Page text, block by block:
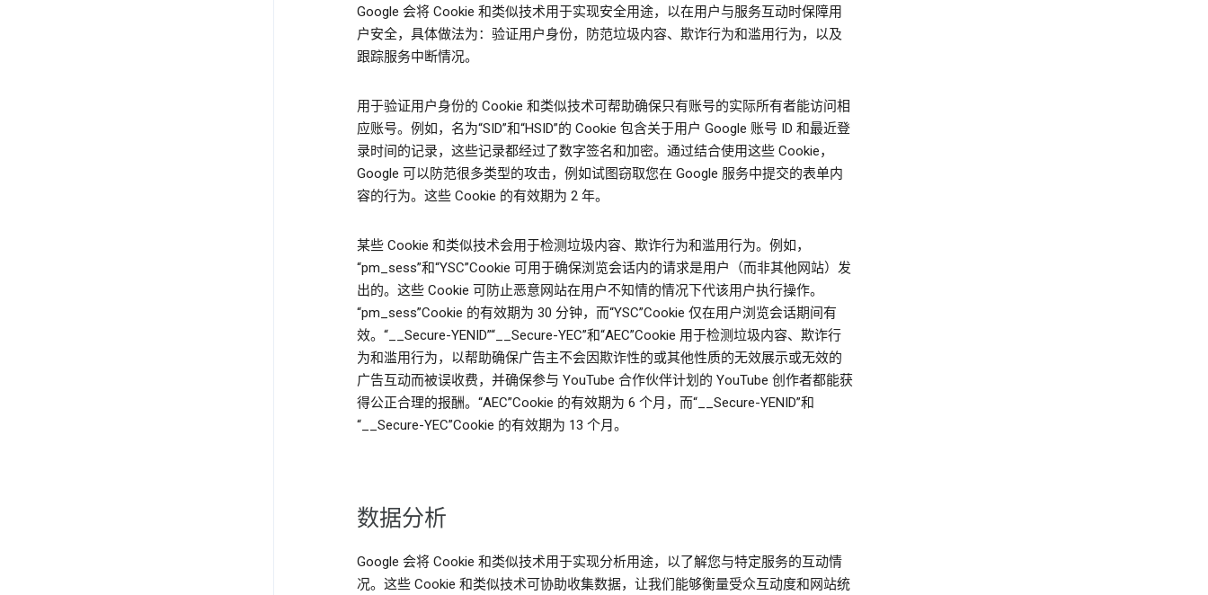
Google 会将 Cookie 和类似技术用于实现安全用途，以在用户与服务互动时保障用
户安全，具体做法为：验证用户身份，防范垃圾内容、欺诈行为和滥用行为，以及
跟踪服务中断情况。
用于验证用户身份的 Cookie 和类似技术可帮助确保只有账号的实际所有者能访问相
应账号。例如，名为“SID”和“HSID”的 Cookie 包含关于用户 Google 账号 ID 和最近登
录时间的记录，这些记录都经过了数字签名和加密。通过结合使用这些 Cookie，
Google 可以防范很多类型的攻击，例如试图窃取您在 Google 服务中提交的表单内
容的行为。这些 Cookie 的有效期为 2 年。
某些 Cookie 和类似技术会用于检测垃圾内容、欺诈行为和滥用行为。例如，
“pm_sess”和“YSC”Cookie 可用于确保浏览会话内的请求是用户（而非其他网站）发
出的。这些 Cookie 可防止恶意网站在用户不知情的情况下代该用户执行操作。
“pm_sess”Cookie 的有效期为 30 分钟，而“YSC”Cookie 仅在用户浏览会话期间有
效。“__Secure-YENID”“__Secure-YEC”和“AEC”Cookie 用于检测垃圾内容、欺诈行
为和滥用行为，以帮助确保广告主不会因欺诈性的或其他性质的无效展示或无效的
广告互动而被误收费，并确保参与 YouTube 合作伙伴计划的 YouTube 创作者都能获
得公正合理的报酬。“AEC”Cookie 的有效期为 6 个月，而“__Secure-YENID”和
“__Secure-YEC”Cookie 的有效期为 13 个月。
数据分析
Google 会将 Cookie 和类似技术用于实现分析用途，以了解您与特定服务的互动情
况。这些 Cookie 和类似技术可协助收集数据，让我们能够衡量受众互动度和网站统